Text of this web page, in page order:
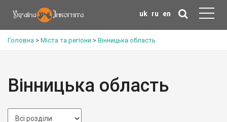
uk ru en
Головна > Міста та регіони > Вінницька область
Вінницька область